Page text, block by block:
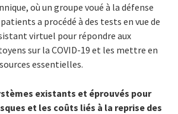
où un groupe voué à la défense
a procédé à des tests en vue de
virtuel pour répondre aux
sur la COVID-19 et les mettre en
essentielles.
existants et éprouvés pour
et les coûts liés à la reprise des